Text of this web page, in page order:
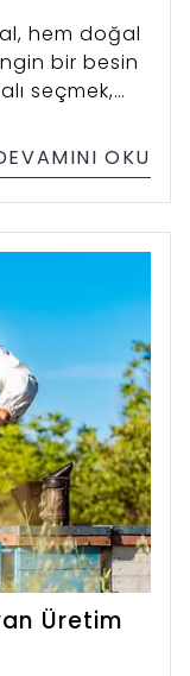
hem doğal
bir besin
seçmek,
yıllardır
sorulardan
için bal
Bu
en önemli
sizin için
OKU
Üretim